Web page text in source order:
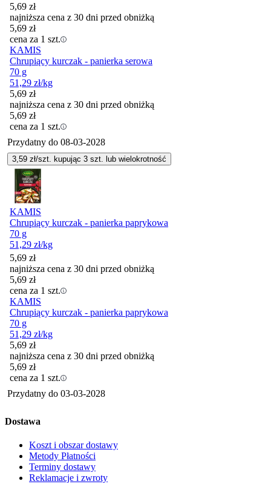
5,69 zł
najniższa cena z 30 dni przed obniżką
5,69 zł
cena za 1 szt.
KAMIS
Chrupiący kurczak - panierka serowa
70 g
51,29 zł/kg
5,69 zł
najniższa cena z 30 dni przed obniżką
5,69 zł
cena za 1 szt.
Przydatny do 08-03-2028
3,59 zł/szt. kupując 3 szt. lub wielokrotność
KAMIS
Chrupiący kurczak - panierka paprykowa
70 g
51,29 zł/kg
5,69 zł
najniższa cena z 30 dni przed obniżką
5,69 zł
cena za 1 szt.
KAMIS
Chrupiący kurczak - panierka paprykowa
70 g
51,29 zł/kg
5,69 zł
najniższa cena z 30 dni przed obniżką
5,69 zł
cena za 1 szt.
Przydatny do 03-03-2028
Dostawa
Koszt i obszar dostawy
Metody Płatności
Terminy dostawy
Reklamacje i zwroty